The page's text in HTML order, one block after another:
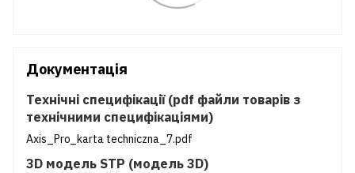
Документація
Технічні специфікації (pdf файли товарів з
технічними специфікаціями)
Axis_Pro_karta techniczna_7.pdf
3D модель STP (модель 3D)